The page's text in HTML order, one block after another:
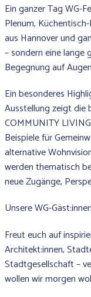
Ein ganzer Tag WG-
Plenum,
aus Hannover und
– sondern eine lange
Begegnung auf
Ein besonderes
Ausstellung zeigt die
COMMUNITY
Beispiele für
alternative
werden thematisch
neue Zugänge,
Unsere WG-
Freut euch auf
Architekt:innen,
Stadtgesellschaft –
wollen wir morgen